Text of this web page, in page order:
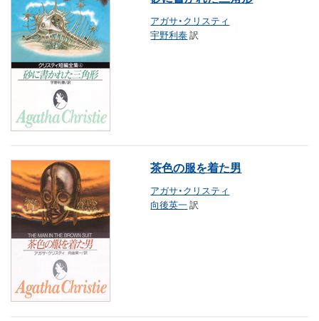
アガサ・クリスティ
宇野利泰訳
茶色の服を着た男
アガサ・クリスティ
向後英一訳